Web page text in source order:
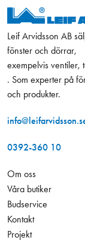
Leif Arvidsson AB
fönster och dörrar,
exempelvis ventiler,
. Som experter på
och produkter.
0392-360 10
Om oss
Våra butiker
Budservice
Kontakt
Projekt